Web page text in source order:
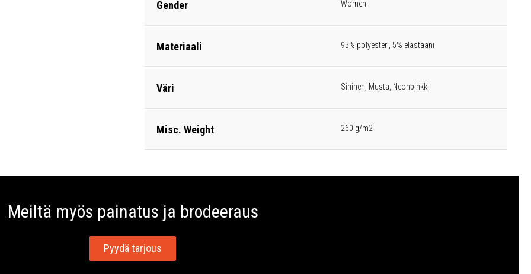
Gender Women
Materiaali 95% polyesteri, 5% elastaani
Väri Sininen, Musta, Neonpinkki
Misc. Weight 260 g/m2
Meiltä myös painatus ja brodeeraus
Pyydä tarjous